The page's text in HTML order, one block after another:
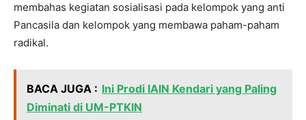
membahas kegiatan sosialisasi pada kelompok yang anti
Pancasila dan kelompok yang membawa paham-paham
radikal.
BACA JUGA : Ini Prodi IAIN Kendari yang Paling
Diminati di UM-PTKIN